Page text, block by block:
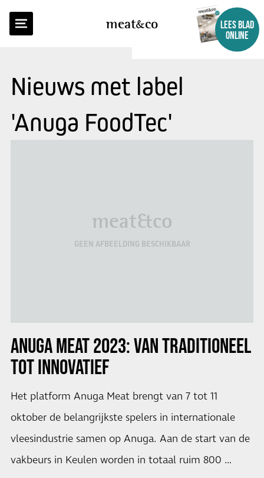
meatco
LEES BLAD
ONLINE
Nieuws met label
'Anuga FoodTec'
meat&co
GEEN AFBEELDING BESCHIKBAAR
ANUGA MEAT 2023: VAN TRADITIONEEL
TOT INNOVATIEF
Het platform Anuga Meat brengt van 7 tot 11
oktober de belangrijkste spelers in internationale
vleesindustrie samen op Anuga. Aan de start van de
vakbeurs in Keulen worden in totaal ruim 800 …